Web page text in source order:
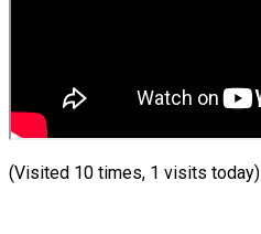
(Visited 10 times, 1 visits today)